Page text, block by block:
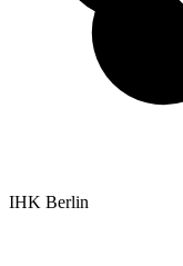
IHK Berlin